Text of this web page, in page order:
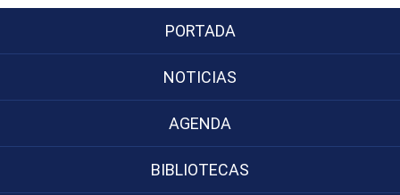
PORTADA
NOTICIAS
AGENDA
BIBLIOTECAS